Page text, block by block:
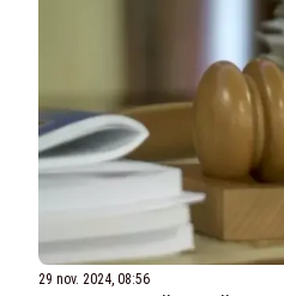
29 nov. 2024, 08:56